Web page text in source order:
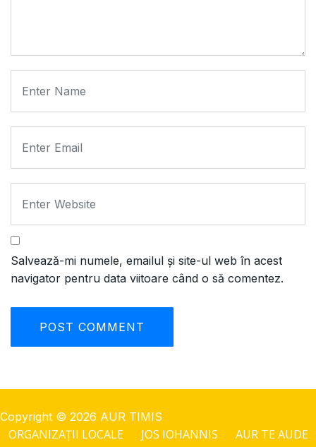
Salvează-mi numele, emailul și site-ul web în acest
navigator pentru data viitoare când o să comentez.
Copyright © 2026 AUR TIMIS
ORGANIZAȚII LOCALE JOS IOHANNIS AUR TE AUDE